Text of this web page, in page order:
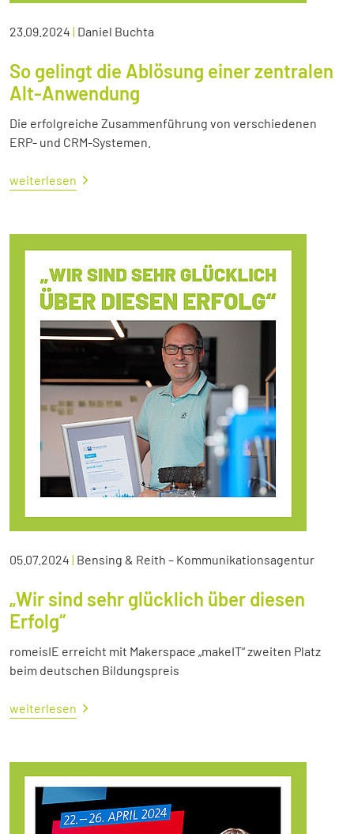
23.09.2024 | Daniel Buchta
So gelingt die Ablösung einer zentralen
Alt-Anwendung
Die erfolgreiche Zusammenführung von verschiedenen
ERP- und CRM-Systemen.
weiterlesen
05.07.2024 | Bensing & Reith – Kommunikationsagentur
„Wir sind sehr glücklich über diesen
Erfolg“
romeisIE erreicht mit Makerspace „makeIT“ zweiten Platz
beim deutschen Bildungspreis
weiterlesen